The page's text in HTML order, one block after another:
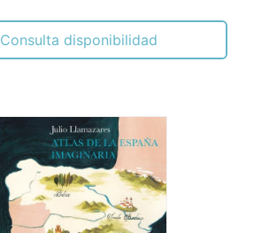
Consulta disponibilidad